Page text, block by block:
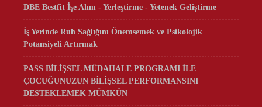
DBE Bestfit İşe Alım - Yerleştirme - Yetenek Geliştirme
İş Yerinde Ruh Sağlığını Önemsemek ve Psikolojik
Potansiyeli Artırmak
PASS BİLİŞSEL MÜDAHALE PROGRAMI İLE
ÇOCUĞUNUZUN BİLİŞSEL PERFORMANSINI
DESTEKLEMEK MÜMKÜN